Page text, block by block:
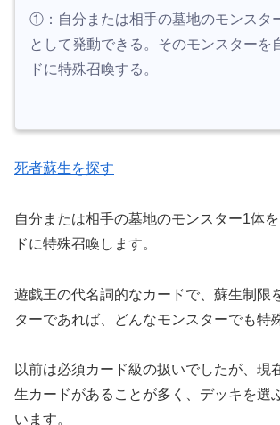
①：自分または相手の墓地のモンスタ
として発動できる。そのモンスターを
ドに特殊召喚する。
死者蘇生を探す
自分または相手の墓地のモンスター1体
ドに特殊召喚します。
遊戯王の代名詞的なカードで、蘇生制限
ターであれば、どんなモンスターでも特
以前は必須カード級の扱いでしたが、現
生カードがあることが多く、デッキを選
います。